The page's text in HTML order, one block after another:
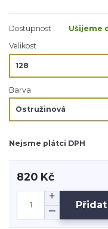
Dostupnost
Ušijeme
Velikost
Barva
Nejsme plátci DPH
820 Kč